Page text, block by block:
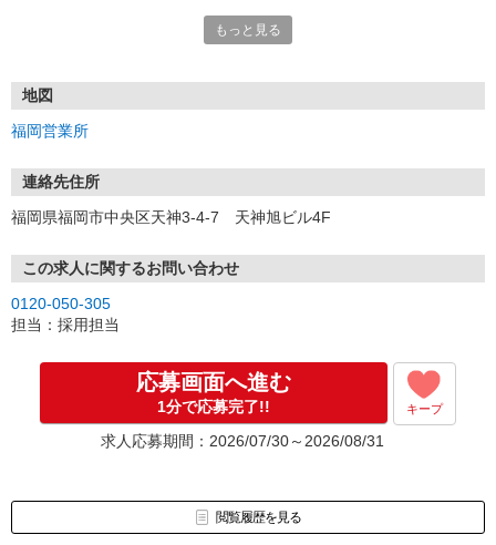
①応募から3営業日を目安に、メールorお電話でご連絡します。
★スマホでWEB面接（LINEなど）・出張面接・事務所面接と選べま
す
③面接実施（履歴書不要）
※ご希望があれば、職場見学の調整もOKです！
お気軽にご応募ください♪
もっと見る
地図
福岡営業所
連絡先住所
福岡県福岡市中央区天神3-4-7 天神旭ビル4F
この求人に関するお問い合わせ
0120-050-305
担当：採用担当
応募画面へ進む
1分で応募完了!! キープ
求人応募期間：2026/07/30～2026/08/31
閲覧履歴を見る